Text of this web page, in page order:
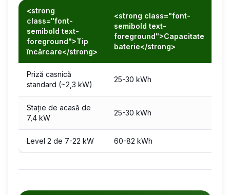
<strong
class="font-
semibold text-
foreground">Tip
încărcare</strong>
<strong class="font-
semibold text-
foreground">Capacitate
baterie</strong>
Priză casnică
standard (~2,3 kW)
25-30 kWh
Stație de acasă de
7,4 kW
25-30 kWh
Level 2 de 7-22 kW 60-82 kWh